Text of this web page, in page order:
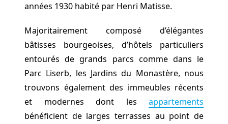
années 1930 habité par Henri Matisse.
Majoritairement composé d’élégantes
bâtisses bourgeoises, d’hôtels particuliers
entourés de grands parcs comme dans le
Parc Liserb, les Jardins du Monastère, nous
trouvons également des immeubles récents
et modernes dont les appartements
bénéficient de larges terrasses au point de